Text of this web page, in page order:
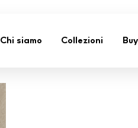
Chi siamo Collezioni